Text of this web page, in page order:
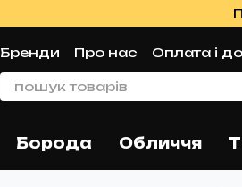
Бренди Про нас Оплата і
Угода користувача
Борода Обличчя